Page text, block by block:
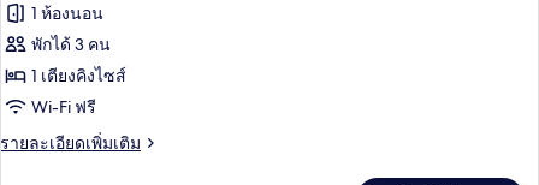
ว่าย
น้ำ
(Guest
room,
King,
ไซส์
เตียง,
วิว
ว่าย
น้ำ
(Guest
ของ
ห้อง
พัก,
เตียง
คิง
1 ห้องนอน
พักได้ 3 คน
1 เตียงคิงไซส์
Wi-Fi ฟรี
รายละเอียดเพิ่มเติม
ราย